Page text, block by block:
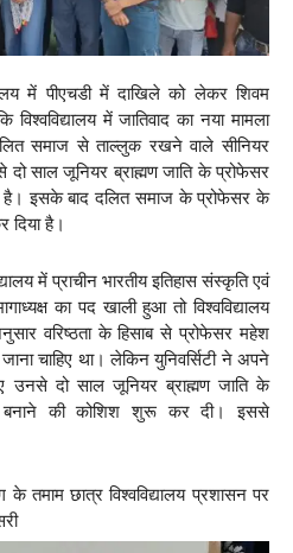
में पीएचडी में दाखिले को लेकर शिवम
में जातिवाद का नया मामला
समाज से ताल्लुक रखने वाले सीनियर
साल जूनियर ब्राह्मण जाति के प्रोफेसर
है। इसके बाद दलित समाज के प्रोफेसर के
दिया है।
में प्राचीन भारतीय इतिहास संस्कृति एवं
का पद खाली हुआ तो विश्वविद्यालय
वरिष्ठता के हिसाब से प्रोफेसर महेश
चाहिए था। लेकिन युनिवर्सिटी ने अपने
उनसे दो साल जूनियर ब्राह्मण जाति के
बनाने की कोशिश शुरू कर दी। इससे
तमाम छात्र विश्वविद्यालय प्रशासन पर